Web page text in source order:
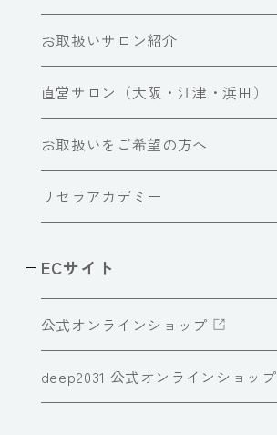
お取扱いサロン紹介
直営サロン（大阪・江津・浜田）
お取扱いをご希望の方へ
リセラアカデミー
ECサイト
公式オンラインショップ
deep2031 公式オンラインショップ